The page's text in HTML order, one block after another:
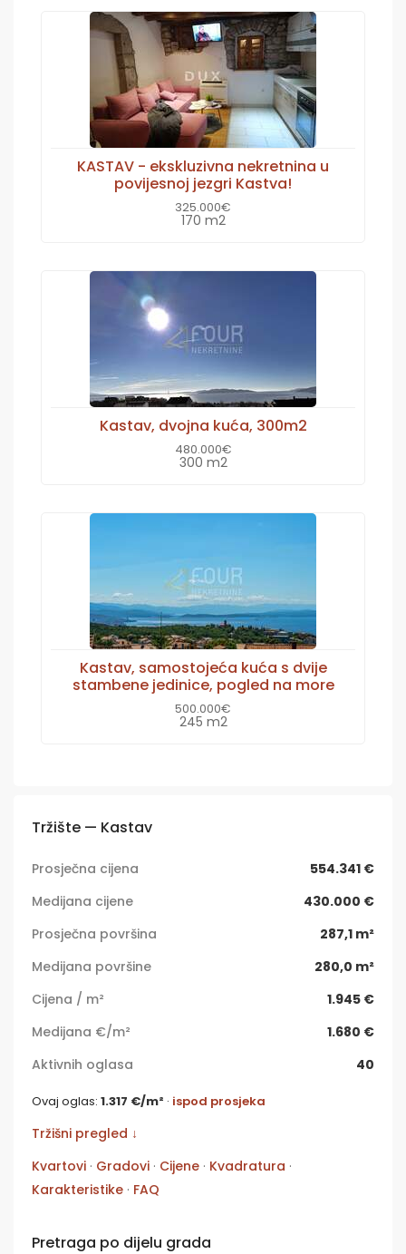
KASTAV - ekskluzivna nekretnina u
povijesnoj jezgri Kastva!
325.000€
170 m2
Kastav, dvojna kuća, 300m2
480.000€
300 m2
Kastav, samostojeća kuća s dvije
stambene jedinice, pogled na more
500.000€
245 m2
Tržište — Kastav
Prosječna cijena
554.341 €
Medijana cijene
430.000 €
Prosječna površina
287,1 m²
Medijana površine
280,0 m²
Cijena / m²
1.945 €
Medijana €/m²
1.680 €
Aktivnih oglasa
40
Ovaj oglas: 1.317 €/m² · ispod prosjeka
Tržišni pregled ↓
Kvartovi · Gradovi · Cijene · Kvadratura ·
Karakteristike · FAQ
Pretraga po dijelu grada